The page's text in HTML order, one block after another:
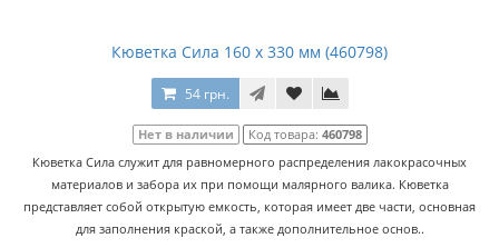
Кюветка Сила 160 х 330 мм (460798)
54 грн.
Нет в наличии Код товара: 460798
Кюветка Сила служит для равномерного распределения лакокрасочных
материалов и забора их при помощи малярного валика. Кюветка
представляет собой открытую емкость, которая имеет две части, основная
для заполнения краской, а также дополнительное основ..